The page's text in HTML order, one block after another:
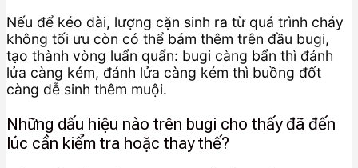
Nếu để kéo dài, lượng cặn sinh ra từ quá trình cháy
không tối ưu còn có thể bám thêm trên đầu bugi,
tạo thành vòng luẩn quẩn: bugi càng bẩn thì đánh
lửa càng kém, đánh lửa càng kém thì buồng đốt
càng dễ sinh thêm muội.
Những dấu hiệu nào trên bugi cho thấy đã đến
lúc cần kiểm tra hoặc thay thế?